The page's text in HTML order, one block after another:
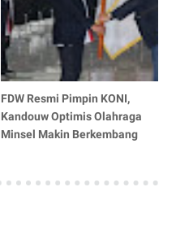
FDW Resmi Pimpin KONI,
Kandouw Optimis Olahraga
Minsel Makin Berkembang